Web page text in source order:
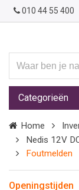
010 44 55 400
ben
je
naar
op
zoek?
Categorieën
Home
Nedis 12V
Foutmelden
Openingstijden